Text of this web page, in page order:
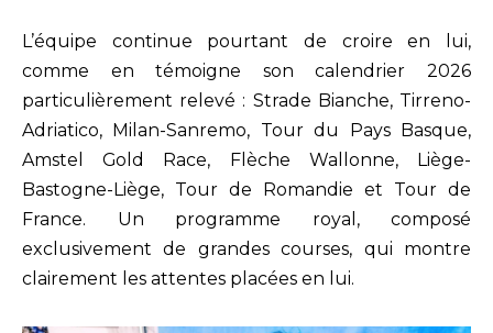
L’équipe continue pourtant de croire en lui,
comme en témoigne son calendrier 2026
particulièrement relevé : Strade Bianche, Tirreno-
Adriatico, Milan-Sanremo, Tour du Pays Basque,
Amstel Gold Race, Flèche Wallonne, Liège-
Bastogne-Liège, Tour de Romandie et Tour de
France. Un programme royal, composé
exclusivement de grandes courses, qui montre
clairement les attentes placées en lui.